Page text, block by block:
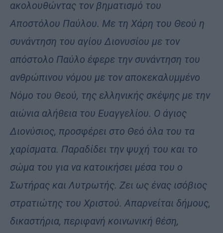
ακολουθώντας τον βηματισμό του
Αποστόλου Παύλου. Με τη Χάρη του Θεού η
συνάντηση του αγίου Διονυσίου με τον
απόστολο Παύλο έφερε την συνάντηση του
ανθρώπινου νόμου με τον αποκεκαλυμμένο
Νόμο του Θεού, της ελληνικής σκέψης με την
αιώνια αλήθεια του Ευαγγελίου. Ο άγιος
Διονύσιος, προσφέρει στο Θεό όλα του τα
χαρίσματα. Παραδίδει την ψυχή του και το
σώμα του για να κατοικήσει μέσα του ο
Σωτήρας και Λυτρωτής. Ζει ως ένας ισόβιος
στρατιώτης του Χριστού. Απαρνείται δήμους,
δικαστήρια, περιφανή κοινωνική θέση,